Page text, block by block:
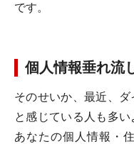
です。
個人情報垂れ流
そのせいか、最近、
と感じている人も多
あなたの個人情報・